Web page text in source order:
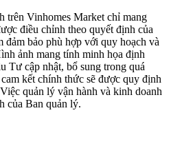
trên Vinhomes Market chỉ mang
điều chỉnh theo quyết định của
bảo phù hợp với quy hoạch và
ảnh mang tính minh họa định
Tư cập nhật, bổ sung trong quá
kết chính thức sẽ được quy định
quản lý vận hành và kinh doanh
của Ban quản lý.